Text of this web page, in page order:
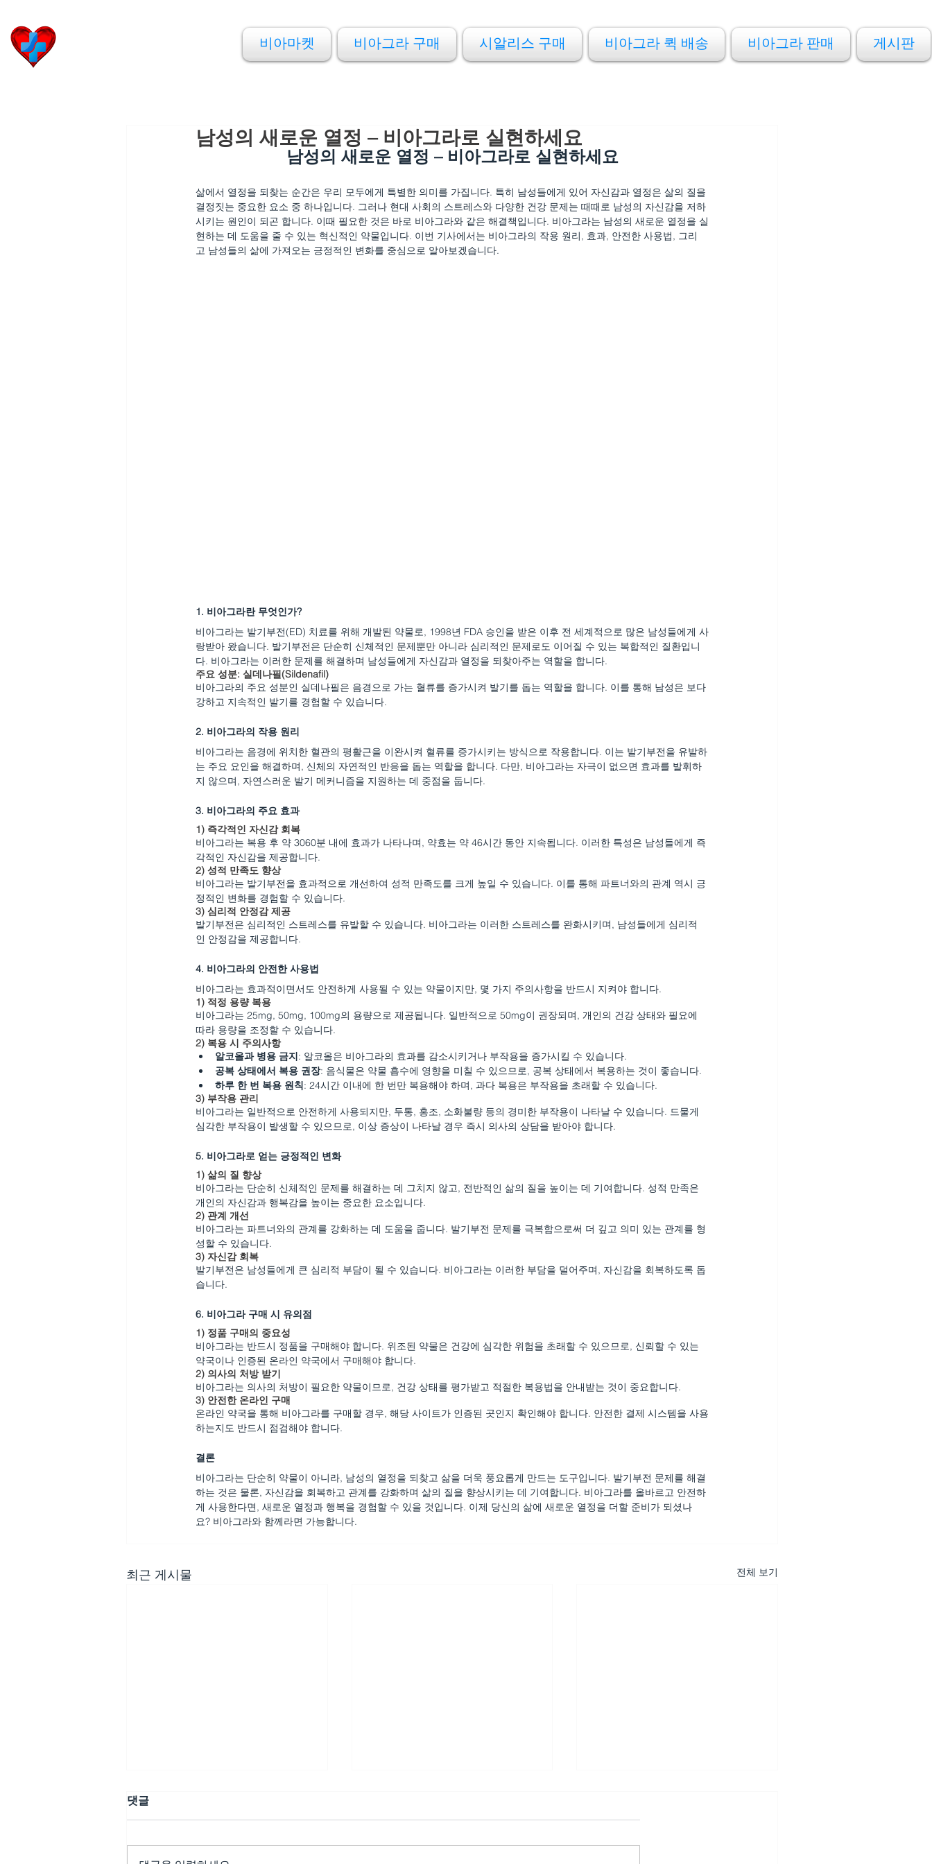
비아마켓 비아그라 구매 시알리스 구매 비아그라 퀵 배송 비아그라 판매 게시판
남성의 새로운 열정 – 비아그라로 실현하세요
남성의 새로운 열정 – 비아그라로 실현하세요
삶에서 열정을 되찾는 순간은 우리 모두에게 특별한 의미를 가집니다. 특히 남성들에게 있어 자신감과 열정은 삶의 질을
결정짓는 중요한 요소 중 하나입니다. 그러나 현대 사회의 스트레스와 다양한 건강 문제는 때때로 남성의 자신감을 저하
시키는 원인이 되곤 합니다. 이때 필요한 것은 바로 비아그라와 같은 해결책입니다. 비아그라는 남성의 새로운 열정을 실
현하는 데 도움을 줄 수 있는 혁신적인 약물입니다. 이번 기사에서는 비아그라의 작용 원리, 효과, 안전한 사용법, 그리
고 남성들의 삶에 가져오는 긍정적인 변화를 중심으로 알아보겠습니다.
1. 비아그라란 무엇인가?
비아그라는 발기부전(ED) 치료를 위해 개발된 약물로, 1998년 FDA 승인을 받은 이후 전 세계적으로 많은 남성들에게 사
랑받아 왔습니다. 발기부전은 단순히 신체적인 문제뿐만 아니라 심리적인 문제로도 이어질 수 있는 복합적인 질환입니
다. 비아그라는 이러한 문제를 해결하며 남성들에게 자신감과 열정을 되찾아주는 역할을 합니다.
주요 성분: 실데나필(Sildenafil)
비아그라의 주요 성분인 실데나필은 음경으로 가는 혈류를 증가시켜 발기를 돕는 역할을 합니다. 이를 통해 남성은 보다
강하고 지속적인 발기를 경험할 수 있습니다.
2. 비아그라의 작용 원리
비아그라는 음경에 위치한 혈관의 평활근을 이완시켜 혈류를 증가시키는 방식으로 작용합니다. 이는 발기부전을 유발하
는 주요 요인을 해결하며, 신체의 자연적인 반응을 돕는 역할을 합니다. 다만, 비아그라는 자극이 없으면 효과를 발휘하
지 않으며, 자연스러운 발기 메커니즘을 지원하는 데 중점을 둡니다.
3. 비아그라의 주요 효과
1) 즉각적인 자신감 회복
비아그라는 복용 후 약 3060분 내에 효과가 나타나며, 약효는 약 46시간 동안 지속됩니다. 이러한 특성은 남성들에게 즉
각적인 자신감을 제공합니다.
2) 성적 만족도 향상
비아그라는 발기부전을 효과적으로 개선하여 성적 만족도를 크게 높일 수 있습니다. 이를 통해 파트너와의 관계 역시 긍
정적인 변화를 경험할 수 있습니다.
3) 심리적 안정감 제공
발기부전은 심리적인 스트레스를 유발할 수 있습니다. 비아그라는 이러한 스트레스를 완화시키며, 남성들에게 심리적
인 안정감을 제공합니다.
4. 비아그라의 안전한 사용법
비아그라는 효과적이면서도 안전하게 사용될 수 있는 약물이지만, 몇 가지 주의사항을 반드시 지켜야 합니다.
1) 적정 용량 복용
비아그라는 25mg, 50mg, 100mg의 용량으로 제공됩니다. 일반적으로 50mg이 권장되며, 개인의 건강 상태와 필요에
따라 용량을 조정할 수 있습니다.
2) 복용 시 주의사항
알코올과 병용 금지: 알코올은 비아그라의 효과를 감소시키거나 부작용을 증가시킬 수 있습니다.
공복 상태에서 복용 권장: 음식물은 약물 흡수에 영향을 미칠 수 있으므로, 공복 상태에서 복용하는 것이 좋습니다.
하루 한 번 복용 원칙: 24시간 이내에 한 번만 복용해야 하며, 과다 복용은 부작용을 초래할 수 있습니다.
3) 부작용 관리
비아그라는 일반적으로 안전하게 사용되지만, 두통, 홍조, 소화불량 등의 경미한 부작용이 나타날 수 있습니다. 드물게
심각한 부작용이 발생할 수 있으므로, 이상 증상이 나타날 경우 즉시 의사의 상담을 받아야 합니다.
5. 비아그라로 얻는 긍정적인 변화
1) 삶의 질 향상
비아그라는 단순히 신체적인 문제를 해결하는 데 그치지 않고, 전반적인 삶의 질을 높이는 데 기여합니다. 성적 만족은
개인의 자신감과 행복감을 높이는 중요한 요소입니다.
2) 관계 개선
비아그라는 파트너와의 관계를 강화하는 데 도움을 줍니다. 발기부전 문제를 극복함으로써 더 깊고 의미 있는 관계를 형
성할 수 있습니다.
3) 자신감 회복
발기부전은 남성들에게 큰 심리적 부담이 될 수 있습니다. 비아그라는 이러한 부담을 덜어주며, 자신감을 회복하도록 돕
습니다.
6. 비아그라 구매 시 유의점
1) 정품 구매의 중요성
비아그라는 반드시 정품을 구매해야 합니다. 위조된 약물은 건강에 심각한 위험을 초래할 수 있으므로, 신뢰할 수 있는
약국이나 인증된 온라인 약국에서 구매해야 합니다.
2) 의사의 처방 받기
비아그라는 의사의 처방이 필요한 약물이므로, 건강 상태를 평가받고 적절한 복용법을 안내받는 것이 중요합니다.
3) 안전한 온라인 구매
온라인 약국을 통해 비아그라를 구매할 경우, 해당 사이트가 인증된 곳인지 확인해야 합니다. 안전한 결제 시스템을 사용
하는지도 반드시 점검해야 합니다.
결론
비아그라는 단순히 약물이 아니라, 남성의 열정을 되찾고 삶을 더욱 풍요롭게 만드는 도구입니다. 발기부전 문제를 해결
하는 것은 물론, 자신감을 회복하고 관계를 강화하며 삶의 질을 향상시키는 데 기여합니다. 비아그라를 올바르고 안전하
게 사용한다면, 새로운 열정과 행복을 경험할 수 있을 것입니다. 이제 당신의 삶에 새로운 열정을 더할 준비가 되셨나
요? 비아그라와 함께라면 가능합니다.
최근 게시물 전체 보기
댓글